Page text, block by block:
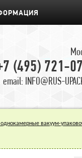
(495) 721-
email: INFO@RUS-
вакуум-